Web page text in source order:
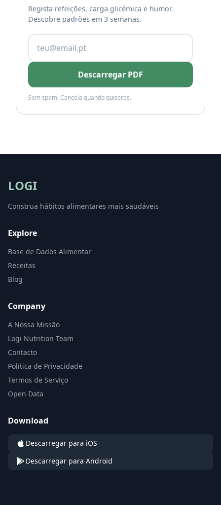
Regista refeições, carga glicémica e humor.
Descobre padrões em 3 semanas.
Descarregar PDF
Sem spam. Cancela quando quiseres.
LOGI
Construa hábitos alimentares mais saudáveis
Explore
Base de Dados Alimentar
Receitas
Blog
Company
A Nossa Missão
Logi Nutrition Team
Contacto
Política de Privacidade
Termos de Serviço
Open Data
Download
Descarregar para iOS
Descarregar para Android